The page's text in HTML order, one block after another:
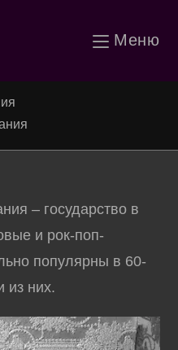
Меню
– государство в
и рок-поп-
популярны в 60-
из них.